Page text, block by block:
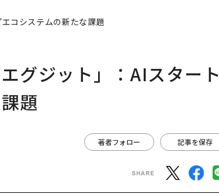
コシステムの新たな課題
グジット」：AIスタート
題
著者フォロー 記事を保存